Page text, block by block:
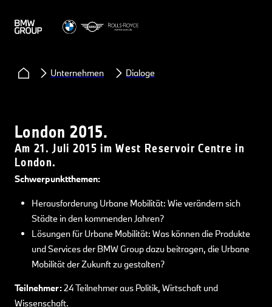
Unternehmen Dialoge
London 2015.
Am 21. Juli 2015 im West Reservoir Centre in
London.
Schwerpunktthemen:
Herausforderung Urbane Mobilität: Wie verändern sich
Städte in den kommenden Jahren?
Lösungen für Urbane Mobilität: Was können die Produkte
und Services der BMW Group dazu beitragen, die Urbane
Mobilität der Zukunft zu gestalten?
Teilnehmer:24 Teilnehmer aus Politik, Wirtschaft und
Wissenschaft.